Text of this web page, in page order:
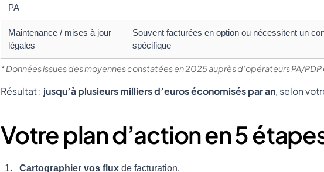
PA
Maintenance / mises à jour
légales
Souvent facturées en option ou nécessitent un
spécifique
* Données issues des moyennes constatées en 2025 auprès d’opérateurs PA/PDP
Résultat : jusqu’à plusieurs milliers d’euros économisés par an, selon
Votre plan d’action en 5
Cartographier vos flux de facturation.